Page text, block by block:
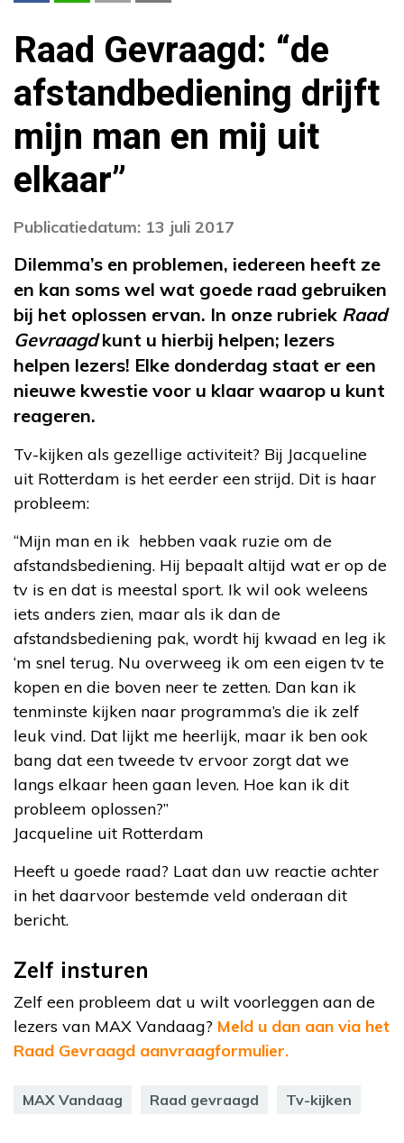
Raad Gevraagd: “de
afstandbediening drijft
mijn man en mij uit
elkaar”
Publicatiedatum: 13 juli 2017
Dilemma’s en problemen, iedereen heeft ze
en kan soms wel wat goede raad gebruiken
bij het oplossen ervan. In onze rubriek Raad
Gevraagdkunt u hierbij helpen; lezers
helpen lezers! Elke donderdag staat er een
nieuwe kwestie voor u klaar waarop u kunt
reageren.
Tv-kijken als gezellige activiteit? Bij Jacqueline
uit Rotterdam is het eerder een strijd. Dit is haar
probleem:
“Mijn man en ik hebben vaak ruzie om de
afstandsbediening. Hij bepaalt altijd wat er op de
tv is en dat is meestal sport. Ik wil ook weleens
iets anders zien, maar als ik dan de
afstandsbediening pak, wordt hij kwaad en leg ik
‘m snel terug. Nu overweeg ik om een eigen tv te
kopen en die boven neer te zetten. Dan kan ik
tenminste kijken naar programma’s die ik zelf
leuk vind. Dat lijkt me heerlijk, maar ik ben ook
bang dat een tweede tv ervoor zorgt dat we
langs elkaar heen gaan leven. Hoe kan ik dit
probleem oplossen?”
Jacqueline uit Rotterdam
Heeft u goede raad? Laat dan uw reactie achter
in het daarvoor bestemde veld onderaan dit
bericht.
Zelf insturen
Zelf een probleem dat u wilt voorleggen aan de
lezers van MAX Vandaag? Meld u dan aan via het
Raad Gevraagd aanvraagformulier.
MAX Vandaag Raad gevraagd Tv-kijken